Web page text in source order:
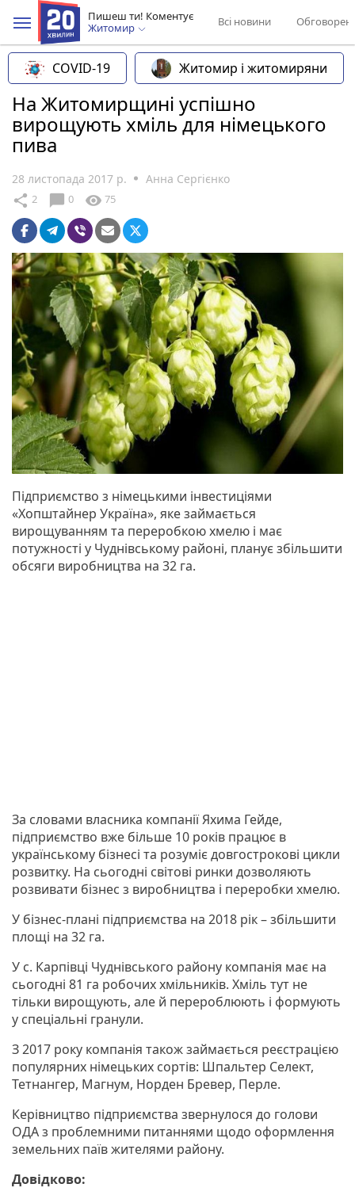
Пишеш ти! Коментує
Житомир
Всі новини
COVID-19 Житомир і житомиряни
На Житомирщині успішно
вирощують хміль для німецького
пива
28 листопада 2017 р. Анна Сергієнко
share 2 chat_bubble 0 visibility 75
Підприємство з німецькими інвестиціями
«Хопштайнер Україна», яке займається
вирощуванням та переробкою хмелю і має
потужності у Чуднівському районі, планує збільшити
обсяги виробництва на 32 га.
За словами власника компанії Яхима Гейде,
підприємство вже більше 10 років працює в
українському бізнесі та розуміє довгострокові цикли
розвитку. На сьогодні світові ринки дозволяють
розвивати бізнес з виробництва і переробки хмелю.
У бізнес-плані підприємства на 2018 рік – збільшити
площі на 32 га.
У с. Карпівці Чуднівського району компанія має на
сьогодні 81 га робочих хмільників. Хміль тут не
тільки вирощують, але й перероблюють і формують
у спеціальні гранули.
З 2017 року компанія також займається реєстрацією
популярних німецьких сортів: Шпальтер Селект,
Тетнангер, Магнум, Норден Бревер, Перле.
Керівництво підприємства звернулося до голови
ОДА з проблемними питаннями щодо оформлення
земельних паїв жителями району.
Довідково: